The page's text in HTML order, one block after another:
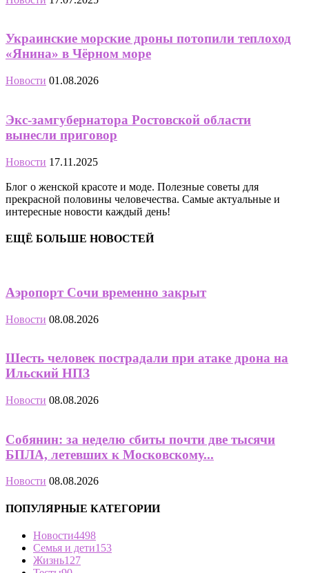
Украинские морские дроны потопили теплоход
«Янина» в Чёрном море
Новости 01.08.2026
Экс-замгубернатора Ростовской области
вынесли приговор
Новости 17.11.2025
Блог о женской красоте и моде. Полезные советы для
прекрасной половины человечества. Самые актуальные и
интересные новости каждый день!
ЕЩЁ БОЛЬШЕ НОВОСТЕЙ
Аэропорт Сочи временно закрыт
Новости 08.08.2026
Шесть человек пострадали при атаке дрона на
Ильский НПЗ
Новости 08.08.2026
Собянин: за неделю сбиты почти две тысячи
БПЛА, летевших к Московскому...
Новости 08.08.2026
ПОПУЛЯРНЫЕ КАТЕГОРИИ
Новости4498
Семья и дети153
Жизнь127